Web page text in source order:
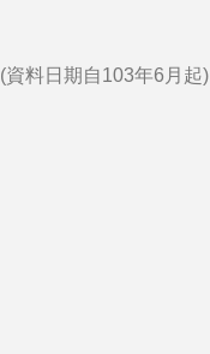
(資料日期自103年6月起)